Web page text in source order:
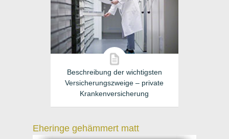
Beschreibung der wichtigsten
Versicherungszweige – private
Krankenversicherung
Eheringe gehämmert matt